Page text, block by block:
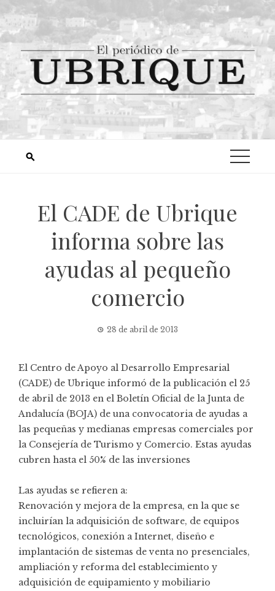
El CADE de Ubrique
informa sobre las
ayudas al pequeño
comercio
28 de abril de 2013
El Centro de Apoyo al Desarrollo Empresarial
(CADE) de Ubrique informó de la publicación el 25
de abril de 2013 en el Boletín Oficial de la Junta de
Andalucía (BOJA) de una convocatoria de ayudas a
las pequeñas y medianas empresas comerciales por
la Consejería de Turismo y Comercio. Estas ayudas
cubren hasta el 50% de las inversiones
Las ayudas se refieren a:
Renovación y mejora de la empresa, en la que se
incluirían la adquisición de software, de equipos
tecnológicos, conexión a Internet, diseño e
implantación de sistemas de venta no presenciales,
ampliación y reforma del establecimiento y
adquisición de equipamiento y mobiliario